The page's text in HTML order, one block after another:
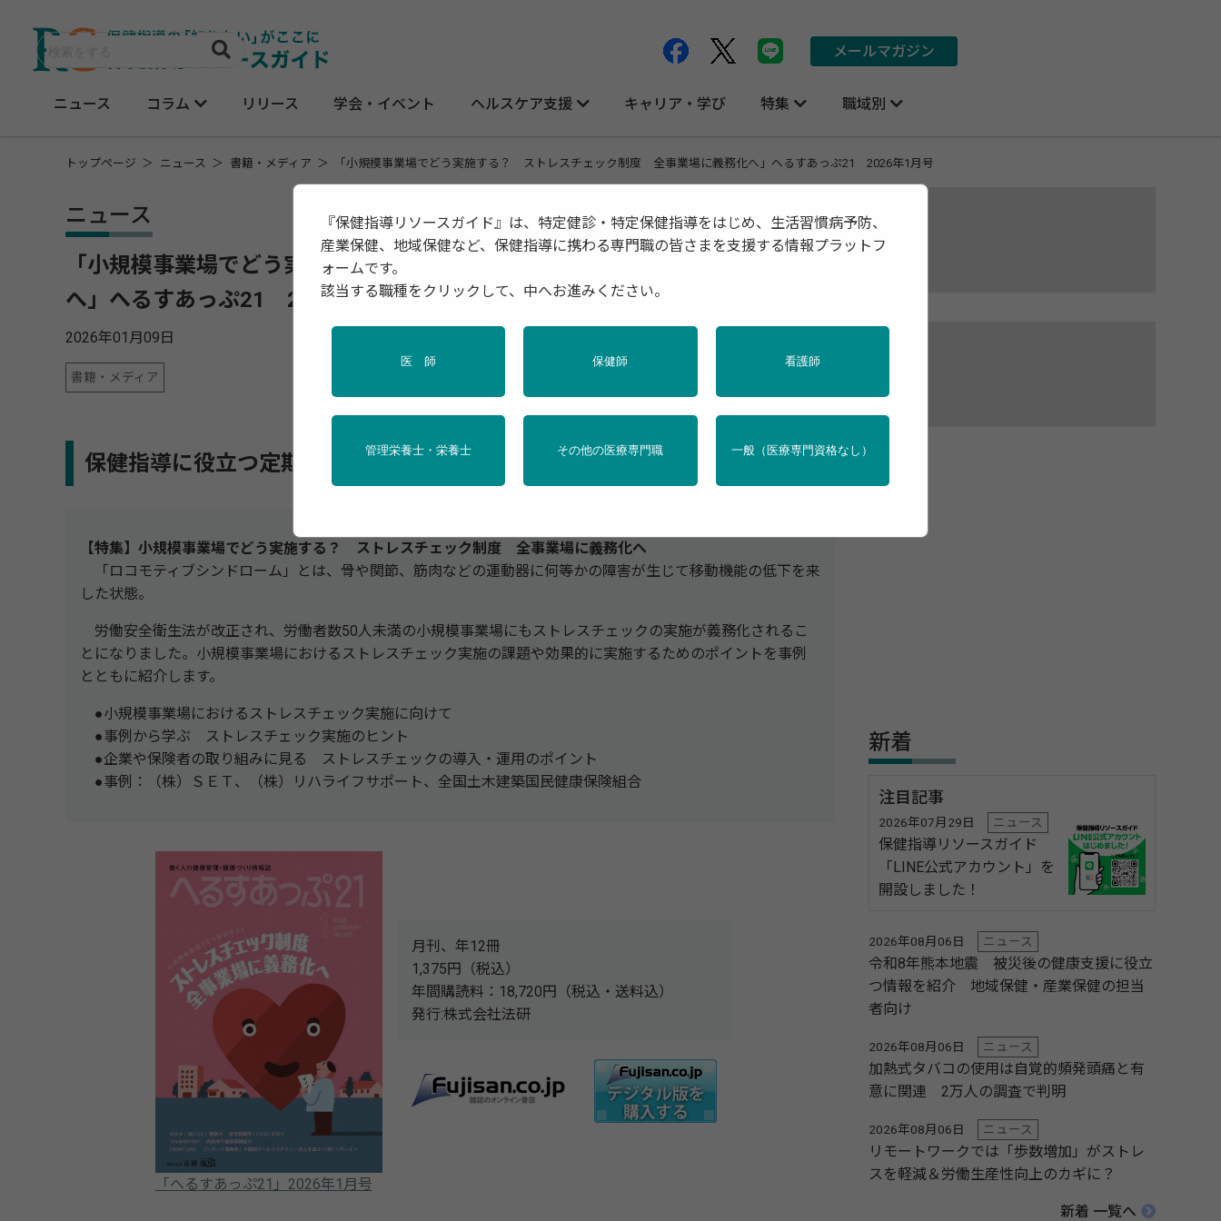
ニュース コラム リリース 学会・イベント ヘルスケア支援 キャリア・学び 特集 職域別
メールマガジン
トップページ ニュース 書籍・メディア 「小規模事業場でどう実施する？ ストレスチェック制度 全事業場に義務化へ」へるすあっぷ21 2026年1月号
ニュース
「小規模事業場でどう実施する？ ストレスチェック制度 全事業場に義務化
へ」へるすあっぷ21 2026年1月号
2026年01月09日
書籍・メディア
保健指導に役立つ定期刊行物「へるすあっぷ21」2026年1月号
【特集】小規模事業場でどう実施する？ ストレスチェック制度 全事業場に義務化へ
「ロコモティブシンドローム」とは、骨や関節、筋肉などの運動器に何等かの障害が生じて移動機能の低下を来
した状態。
労働安全衛生法が改正され、労働者数50人未満の小規模事業場にもストレスチェックの実施が義務化されるこ
とになりました。小規模事業場におけるストレスチェック実施の課題や効果的に実施するためのポイントを事例
とともに紹介します。
●小規模事業場におけるストレスチェック実施に向けて
●事例から学ぶ ストレスチェック実施のヒント
●企業や保険者の取り組みに見る ストレスチェックの導入・運用のポイント
●事例：（株）ＳＥＴ、（株）リハライフサポート、全国土木建築国民健康保険組合
「へるすあっぷ21」2026年1月号
月刊、年12冊
1,375円（税込）
年間購読料：18,720円（税込・送料込）
発行:株式会社法研
新着
注目記事
2026年07月29日 ニュース
保健指導リソースガイド
「LINE公式アカウント」を
開設しました！
2026年08月06日 ニュース
令和8年熊本地震 被災後の健康支援に役立
つ情報を紹介 地域保健・産業保健の担当
者向け
2026年08月06日 ニュース
加熱式タバコの使用は自覚的頻発頭痛と有
意に関連 2万人の調査で判明
2026年08月06日 ニュース
リモートワークでは「歩数増加」がストレ
スを軽減＆労働生産性向上のカギに？
新着 一覧へ
『保健指導リソースガイド』は、特定健診・特定保健指導をはじめ、生活習慣病予防、
産業保健、地域保健など、保健指導に携わる専門職の皆さまを支援する情報プラットフ
ォームです。
該当する職種をクリックして、中へお進みください。
医 師 保健師 看護師
管理栄養士・栄養士 その他の医療専門職 一般（医療専門資格なし）